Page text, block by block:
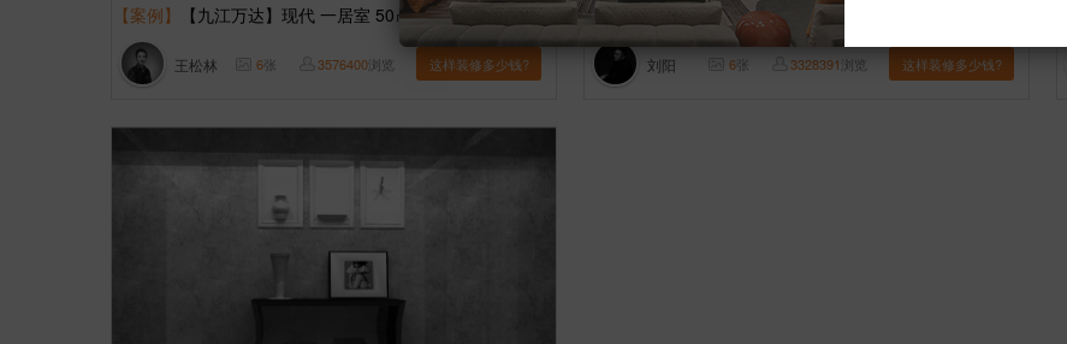
【案例】 【九江万达】现代 一居室 50㎡
王松林 6张 3576400浏览 这样装修多少钱?
【案例】 【安苑东里】现代 一居室 50㎡
刘阳 6张 3328391浏览 这样装修多少钱?